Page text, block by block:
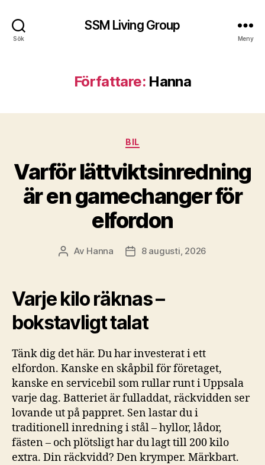
Sök
SSM Living Group
Meny
Författare: Hanna
Kategorier
BIL
Varför lättviktsinredning
är en gamechanger för
elfordon
Inläggsförfattare
Av Hanna Inläggsdatum
8 augusti, 2026
Varje kilo räknas –
bokstavligt talat
Tänk dig det här. Du har investerat i ett
elfordon. Kanske en skåpbil för företaget,
kanske en servicebil som rullar runt i Uppsala
varje dag. Batteriet är fulladdat, räckvidden ser
lovande ut på pappret. Sen lastar du i
traditionell inredning i stål – hyllor, lådor,
fästen – och plötsligt har du lagt till 200 kilo
extra. Din räckvidd? Den krymper. Märkbart.